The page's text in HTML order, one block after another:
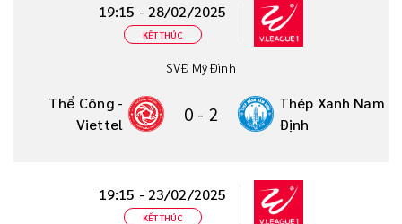
19:15 - 28/02/2025
KẾT THÚC
SVĐ Mỹ Đình
Thể Công -
Viettel
0 - 2
Thép Xanh Nam
Định
19:15 - 23/02/2025
KẾT THÚC